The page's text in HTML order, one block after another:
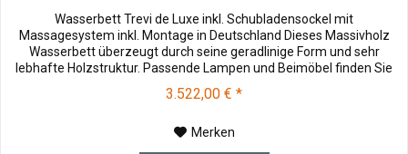
Wasserbett Trevi de Luxe inkl. Schubladensockel mit
Massagesystem inkl. Montage in Deutschland Dieses Massivholz
Wasserbett überzeugt durch seine geradlinige Form und sehr
lebhafte Holzstruktur. Passende Lampen und Beimöbel finden Sie
unter Zubehör . Muster können vor dem Kauf für € 10,00 zu Ihnen
versendet werden. Bei Rücksendung werden Ihnen die 10,00 €
3.522,00 € *
Merken